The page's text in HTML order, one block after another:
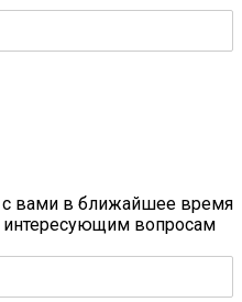
с вами в ближайшее время
интересующим вопросам